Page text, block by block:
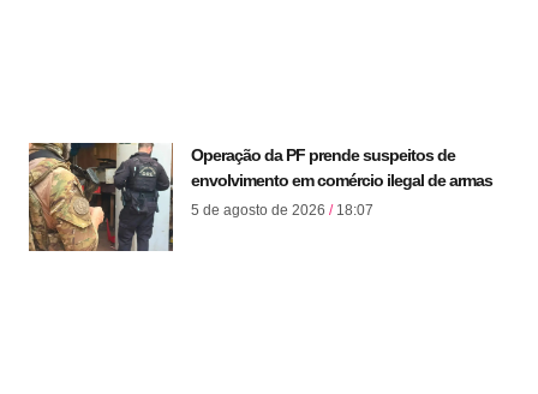
Operação da PF prende suspeitos de
envolvimento em comércio ilegal de armas
5 de agosto de 2026 18:07